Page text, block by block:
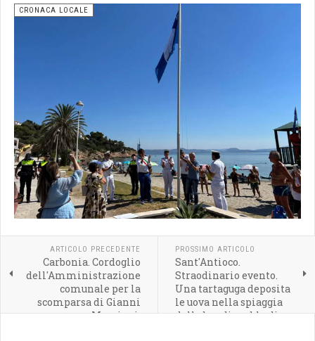
CRONACA LOCALE
ARTICOLO PRECEDENTE
Carbonia. Cordoglio
dell'Amministrazione
comunale per la
scomparsa di Gianni
Murgioni.
PROSSIMO ARTICOLO
Sant'Antioco.
Straodinario evento.
Una tartaguga deposita
le uova nella spiaggia
della bandiera blu di